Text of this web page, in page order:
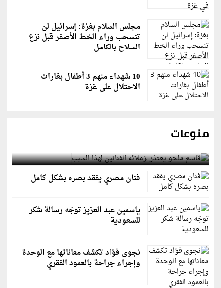
مجلس السلام بغزة: إسرائيل لن
تنسحب وراء الخط الأصفر قبل نزع
السلاح بالكامل
10 شهداء منهم 3 أطفال بغارات
الاحتلال على غزة
منوعات
قاسم ملحو يعتذر لزملائه الفنانين لهذا السبب
فنان مصري يفقد بصره بشكل كامل
ياسمين عبد العزيز توجّه رسالة شكر
للسعودية
نجوى فؤاد تكشف معاناتها مع الوحدة
وإجراء جراحة بالعمود الفقري